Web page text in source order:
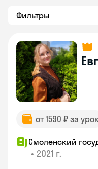
Фильтры
от 1590 ₽ за
Смоленский
• 2021 г.